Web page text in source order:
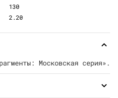
130
2.20
Московская серия».